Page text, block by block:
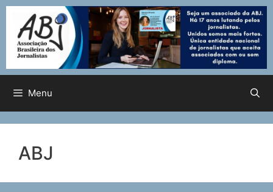
Menu
ABJ